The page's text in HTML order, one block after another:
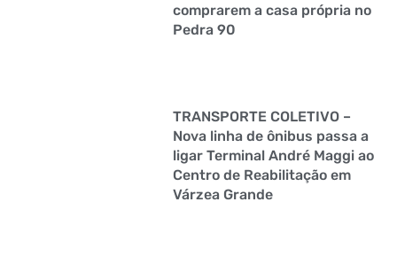
comprarem a casa própria no
Pedra 90
TRANSPORTE COLETIVO –
Nova linha de ônibus passa a
ligar Terminal André Maggi ao
Centro de Reabilitação em
Várzea Grande